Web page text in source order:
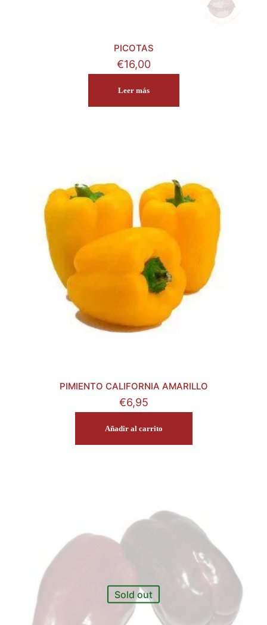
PICOTAS
€16,00
Leer más
PIMIENTO CALIFORNIA AMARILLO
€6,95
Añadir al carrito
Sold out